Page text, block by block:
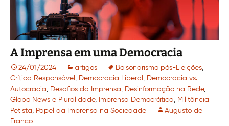
A Imprensa em uma Democracia
24/01/2024 artigos Bolsonarismo pós-Eleições,
Crítica Responsável , Democracia Liberal , Democracia vs.
Autocracia, Desafios da Imprensa, Desinformação na Rede,
Globo News e Pluralidade, Imprensa Democrática, Militância
Petista, Papel da Imprensa na Sociedade
Augusto de
Franco